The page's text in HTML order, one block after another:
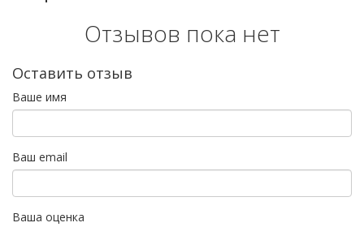
Отзывов пока нет
Оставить отзыв
Ваше имя
Ваш email
Ваша оценка